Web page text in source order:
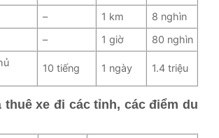
– 1 km
8 nghìn
– 1 giờ
80 nghìn
10 tiếng 1 ngày 1.4 triệu
thuê xe đi các tỉnh, các điểm du